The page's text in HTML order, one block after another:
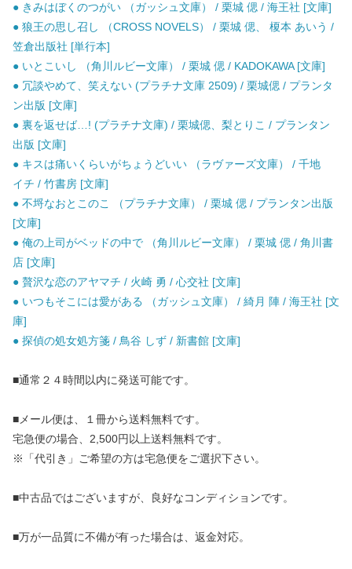
● きみはぼくのつがい （ガッシュ文庫） / 栗城 偲 / 海王社 [文庫]
● 狼王の思し召し （CROSS NOVELS） / 栗城 偲、 榎本 あいう /
笠倉出版社 [単行本]
● いとこいし （角川ルビー文庫） / 栗城 偲 / KADOKAWA [文庫]
● 冗談やめて、笑えない (プラチナ文庫 2509) / 栗城偲 / プランタ
ン出版 [文庫]
● 裏を返せば…! (プラチナ文庫) / 栗城偲、梨とりこ / プランタン
出版 [文庫]
● キスは痛いくらいがちょうどいい （ラヴァーズ文庫） / 千地
イチ / 竹書房 [文庫]
● 不埒なおとこのこ （プラチナ文庫） / 栗城 偲 / プランタン出版
[文庫]
● 俺の上司がベッドの中で （角川ルビー文庫） / 栗城 偲 / 角川書
店 [文庫]
● 贅沢な恋のアヤマチ / 火崎 勇 / 心交社 [文庫]
● いつもそこには愛がある （ガッシュ文庫） / 綺月 陣 / 海王社 [文
庫]
● 探偵の処女処方箋 / 鳥谷 しず / 新書館 [文庫]
■通常２４時間以内に発送可能です。
■メール便は、１冊から送料無料です。
宅急便の場合、2,500円以上送料無料です。
※「代引き」ご希望の方は宅急便をご選択下さい。
■中古品ではございますが、良好なコンディションです。
■万が一品質に不備が有った場合は、返金対応。